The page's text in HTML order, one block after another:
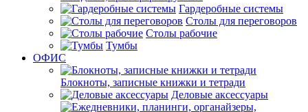
Гардеробные системы
Столы для переговоров
Столы рабочие
Тумбы
ОФИС
Блокноты, записные книжки и тетради
Деловые аксессуары